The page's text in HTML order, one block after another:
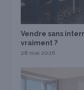
Vendre sans
vraiment ?
28 mai 2026